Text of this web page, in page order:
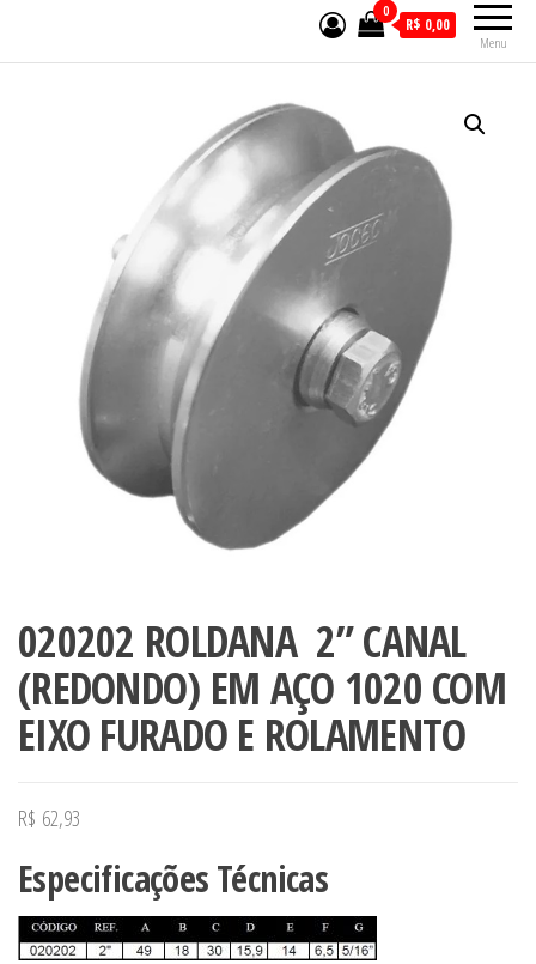
Menu
0
R$ 0,00
020202 ROLDANA 2” CANAL
(REDONDO) EM AÇO 1020 COM
EIXO FURADO E ROLAMENTO
R$ 62,93
Especificações Técnicas